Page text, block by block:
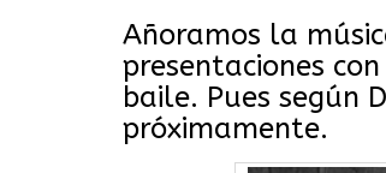
Añoramos la
presentaciones
baile. Pues según
próximamente.